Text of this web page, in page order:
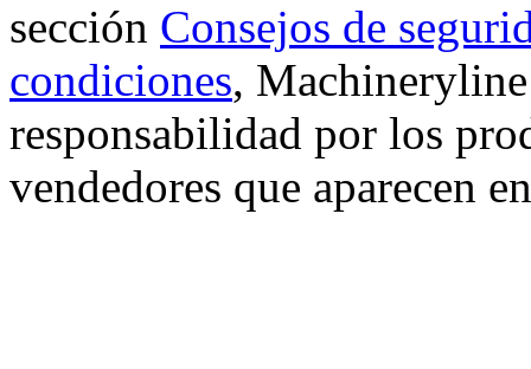
sección Consejos de
condiciones,
responsabilidad por los
vendedores que aparecen